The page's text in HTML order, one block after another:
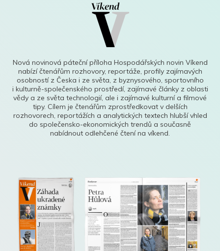
Nová novinová páteční příloha Hospodářských novin Víkend
nabízí čtenářům rozhovory, reportáže, profily zajímavých
osobností z Česka i ze světa, z byznysového, sportovního
i kulturně-společenského prostředí, zajímavé články z oblasti
vědy a ze světa technologií, ale i zajímavé kulturní a filmové
tipy. Cílem je čtenářům zprostředkovat v delších
rozhovorech, reportážích a analytických textech hlubší vhled
do společensko-ekonomických trendů a současně
nabídnout odlehčené čtení na víkend.